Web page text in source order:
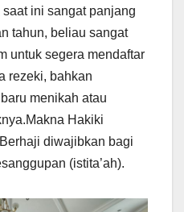
ini sangat panjang
tahun, beliau sangat
untuk segera mendaftar
rezeki, bahkan
menikah atau
Hakiki
diwajibkan bagi
(istita’ah).